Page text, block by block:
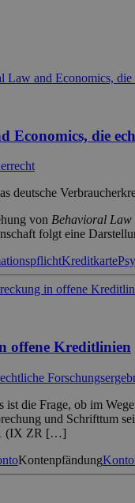
Economics, die
deutsche
von Behavioral Law
folgt eine
Kreditkarte
offene Kreditlinien
ist die Frage, ob im
und Schrifttum
(IX ZR […]
Kontenpfändung